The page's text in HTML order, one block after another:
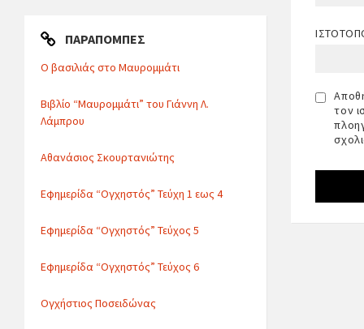
τον
ΠΑΡΑΠΟΜΠΈΣ
Ο βασιλιάς στο Μαυρομμάτι
Βιβλίο “Μαυρομμάτι” του Γιάννη Λ.
Λάμπρου
Αθανάσιος Σκουρτανιώτης
Εφημερίδα “Ογχηστός” Τεύχη 1 εως 4
Εφημερίδα “Ογχηστός” Τεύχος 5
Εφημερίδα “Ογχηστός” Τεύχος 6
Ογχήστιος Ποσειδώνας